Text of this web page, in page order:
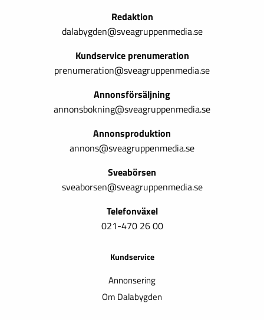
Redaktion
dalabygden@sveagruppenmedia.se
Kundservice prenumeration
prenumeration@sveagruppenmedia.se
Annonsförsäljning
annonsbokning@sveagruppenmedia.se
Annonsproduktion
annons@sveagruppenmedia.se
Sveabörsen
sveaborsen@sveagruppenmedia.se
Telefonväxel
021-470 26 00
Kundservice
Annonsering
Om Dalabygden